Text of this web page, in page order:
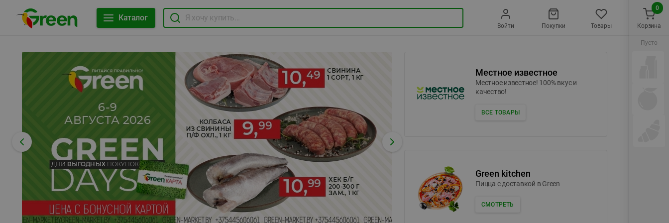
Каталог
Войти Покупки Товары
Местное известное
Местное известное! 100% вкус и
качество!
ВСЕ ТОВАРЫ
Green kitchen
Пицца c доставкой в Green
СМОТРЕТЬ
Корзина
0
Пусто